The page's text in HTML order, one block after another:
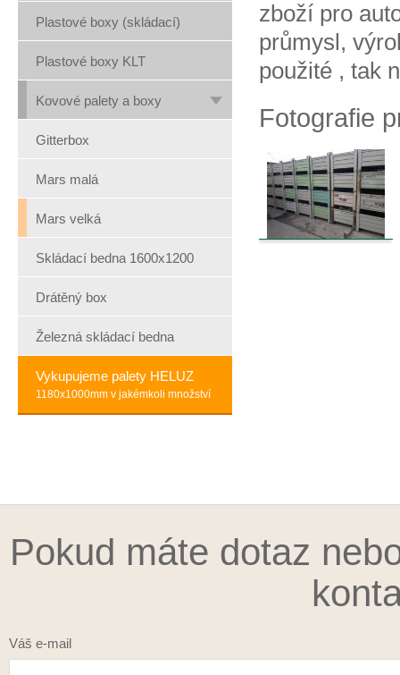
Plastové boxy (skládací)
Plastové boxy KLT
Kovové palety a boxy
Gitterbox
Mars malá
Mars velká
Skládací bedna 1600x1200
Drátěný box
Železná skládací bedna
Vykupujeme palety HELUZ
1180x1000mm v jakémkoli množství
zboží pro
průmysl,
použité , tak
Fotografie
Pokud máte dotaz
Váš e-mail